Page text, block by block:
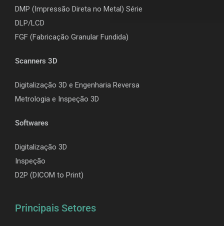
DMP (Impressão Direta no Metal) Série
DLP/LCD
FGF (Fabricação Granular Fundida)
Scanners 3D
Digitalização 3D e Engenharia Reversa
Metrologia e Inspeção 3D
Softwares
Digitalização 3D
Inspeção
D2P (DICOM to Print)
Principais Setores